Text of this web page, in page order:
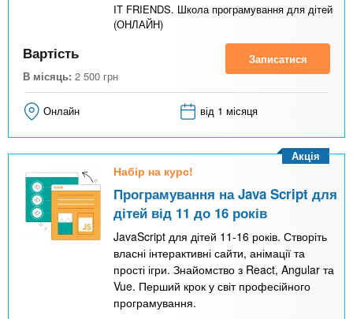
IT FRIENDS. Школа програмування для дітей
(ОНЛАЙН)
Вартість
В місяць: 2 500 грн
Записатися
Онлайн від 1 місяця
Набір на курс!
Програмування на Java Script для
дітей від 11 до 16 років
JavaScript для дітей 11-16 років. Створіть
власні інтерактивні сайти, анімації та
прості ігри. Знайомство з React, Angular та
Vue. Перший крок у світ професійного
програмування.
Акція